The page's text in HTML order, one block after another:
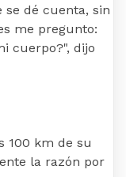
se dé cuenta, sin
me pregunto:
cuerpo?", dijo
100 km de su
la razón por